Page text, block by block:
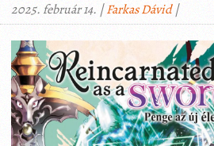
2025. február 14. |Farkas Dávid|